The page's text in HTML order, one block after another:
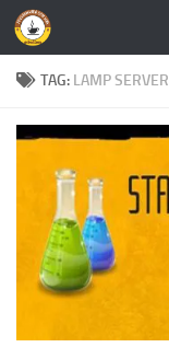
Skip to content
TAG: LAMP SERVER